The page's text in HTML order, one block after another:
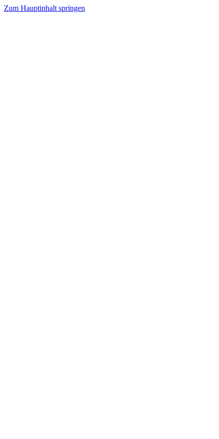
Zum Hauptinhalt springen